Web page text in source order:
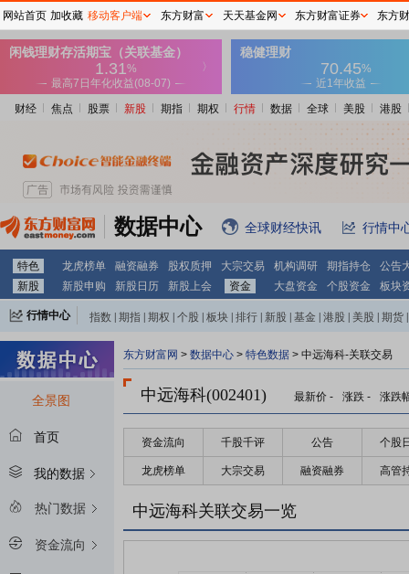
财经 焦点 股票 新股 期指 期权 行情 数据 全球 美股 港股
数据中心 全球财经快讯 行情中
特色 龙虎榜单 融资融券 股权质押 大宗交易 机构调研 期指持仓
公告
新股
新股申购 新股日历 新股上会 资金 大盘资金 个股资金 板块
行情中心 指数 期指 期权 个股 板块 排行 新股 基金 港股 美股 期货
全景图
首页
我的数据
热门数据
资金流向
东方财富网 > 数据中心 > 特色数据 > 中远海科-关联交易
中远海科(002401) 最新价 - 涨跌 - 涨跌
资金流向 千股千评 公告 个股
龙虎榜单 大宗交易 融资融券 高管
中远海科关联交易一览
网站首页 加收藏 移动客户端 东方财富 天天基金网 东方财富证券 东方